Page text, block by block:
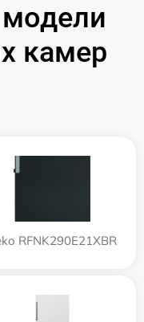
камер
RFNK290E21XBR